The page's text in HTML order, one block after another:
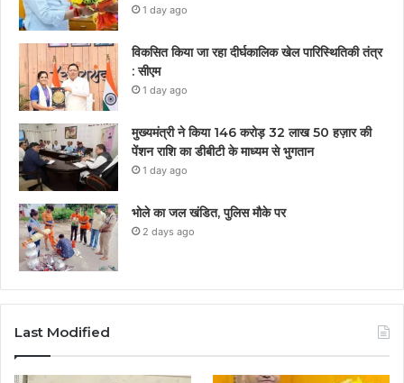
1 day ago
विकसित किया जा रहा दीर्घकालिक खेल पारिस्थितिकी तंत्र
: सीएम
1 day ago
मुख्यमंत्री ने किया 146 करोड़ 32 लाख 50 हज़ार की
पेंशन राशि का डीबीटी के माध्यम से भुगतान
1 day ago
भोले का जल खंडित, पुलिस मौके पर
2 days ago
Last Modified